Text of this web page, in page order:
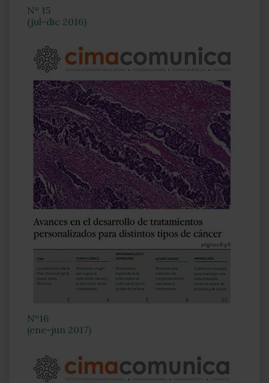
Nº 15
(jul-dic 2016)
Nº16
(ene-jun 2017)